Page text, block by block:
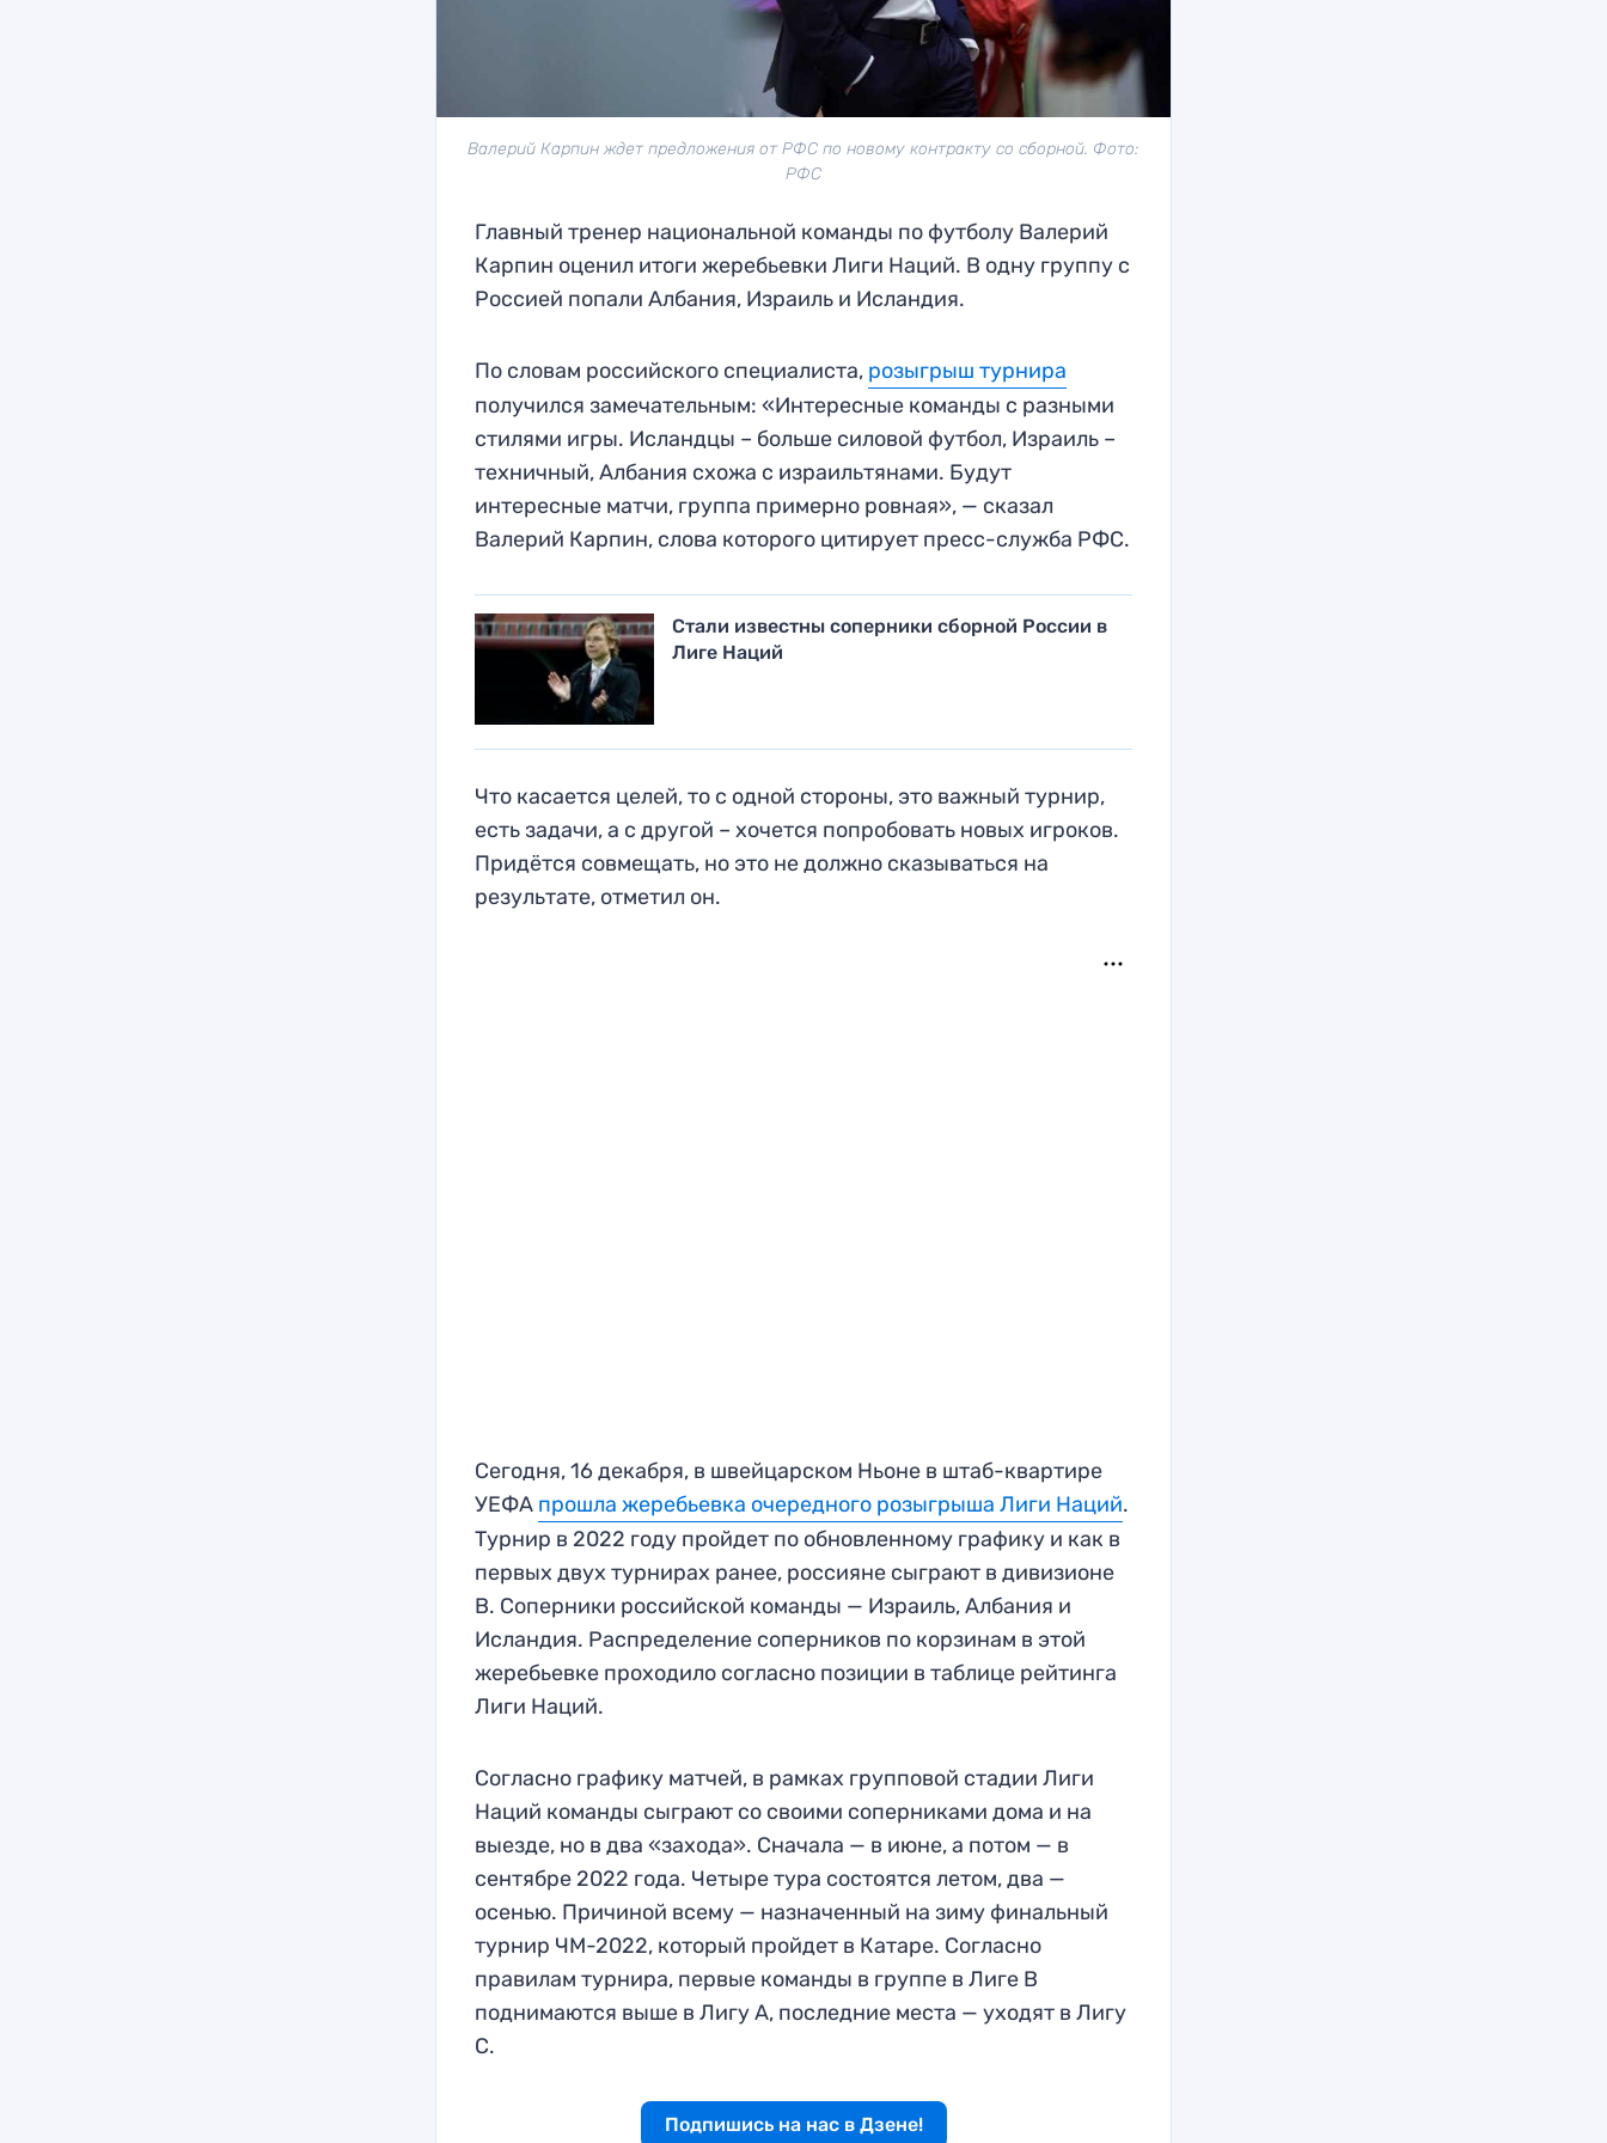
Валерий Карпин ждет предложения от РФС по новому контракту со сборной. Фото:
РФС
Главный тренер национальной команды по футболу Валерий
Карпин оценил итоги жеребьевки Лиги Наций. В одну группу с
Россией попали Албания, Израиль и Исландия.
По словам российского специалиста, розыгрыш турнира
получился замечательным: «Интересные команды с разными
стилями игры. Исландцы – больше силовой футбол, Израиль –
техничный, Албания схожа с израильтянами. Будут
интересные матчи, группа примерно ровная», — сказал
Валерий Карпин, слова которого цитирует пресс-служба РФС.
Стали известны соперники сборной России в
Лиге Наций
Что касается целей, то с одной стороны, это важный турнир,
есть задачи, а с другой – хочется попробовать новых игроков.
Придётся совмещать, но это не должно сказываться на
результате, отметил он.
Сегодня, 16 декабря, в швейцарском Ньоне в штаб-квартире
УЕФА прошла жеребьевка очередного розыгрыша Лиги Наций.
Турнир в 2022 году пройдет по обновленному графику и как в
первых двух турнирах ранее, россияне сыграют в дивизионе
B. Соперники российской команды — Израиль, Албания и
Исландия. Распределение соперников по корзинам в этой
жеребьевке проходило согласно позиции в таблице рейтинга
Лиги Наций.
Согласно графику матчей, в рамках групповой стадии Лиги
Наций команды сыграют со своими соперниками дома и на
выезде, но в два «захода». Сначала — в июне, а потом — в
сентябре 2022 года. Четыре тура состоятся летом, два —
осенью. Причиной всему — назначенный на зиму финальный
турнир ЧМ-2022, который пройдет в Катаре. Согласно
правилам турнира, первые команды в группе в Лиге В
поднимаются выше в Лигу А, последние места — уходят в Лигу
С.
Подпишись на нас в Дзене!